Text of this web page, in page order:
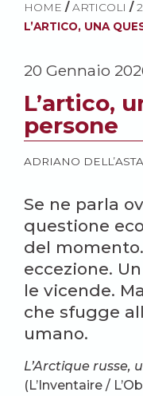
HOME / ARTICOLI /
L’ARTICO, UNA
20 Gennaio
L’artico,
persone
ADRIANO DELL’ASTA
Se ne parla
questione
del
eccezione.
le vicende.
che sfugge
umano.
L’Arctique
(L’Inventaire /